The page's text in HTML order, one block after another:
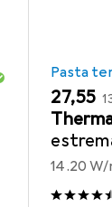
Pasta
EUR
27,55
14.20 W/